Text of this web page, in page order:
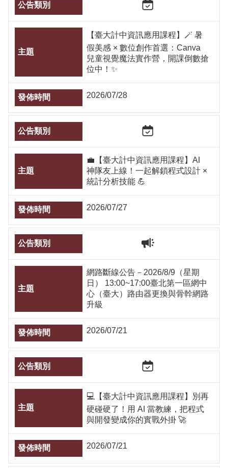
【臺大計中資訊應用課程】🪄 暑
假美感 × 數位創作首選：Canva
兒童視覺魔法實作營，開課倒數搶
位中！✨
2026/07/28
💼【臺大計中資訊應用課程】AI
神隊友上線！一起解鎖程式設計 ×
統計分析技能 💪
2026/07/27
網路斷線公告－2026/8/9（星期
日） 13:00~17:00臺北第一區網中
心（臺大）路由器更換與骨幹網路
升級
2026/07/21
💻【臺大計中資訊應用課程】別再
硬碰硬了！用 AI 當教練，把程式
與開發變成你的實戰外掛 🚀
2026/07/21